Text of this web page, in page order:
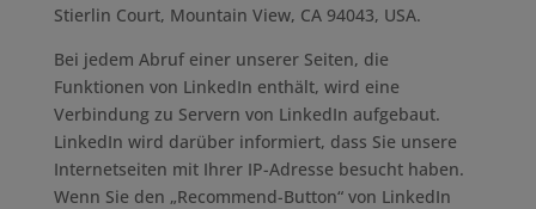
Stierlin Court, Mountain View, CA 94043, USA.
Bei jedem Abruf einer unserer Seiten, die
Funktionen von LinkedIn enthält, wird eine
Verbindung zu Servern von LinkedIn aufgebaut.
LinkedIn wird darüber informiert, dass Sie unsere
Internetseiten mit Ihrer IP-Adresse besucht haben.
Wenn Sie den „Recommend-Button“ von LinkedIn